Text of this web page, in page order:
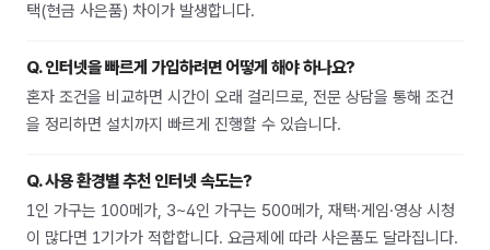
택(현금 사은품) 차이가 발생합니다.
Q.인터넷을 빠르게 가입하려면 어떻게 해야 하나요?
혼자 조건을 비교하면 시간이 오래 걸리므로, 전문 상담을 통해 조건
을 정리하면 설치까지 빠르게 진행할 수 있습니다.
Q.사용 환경별 추천 인터넷 속도는?
1인 가구는 100메가, 3~4인 가구는 500메가, 재택·게임·영상 시청
이 많다면 1기가가 적합합니다. 요금제에 따라 사은품도 달라집니다.